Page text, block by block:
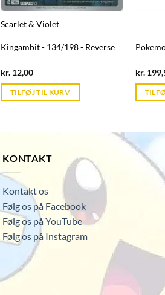
Scarlet & Violet
Kingambit - 134/198 - Reverse
kr. 12,00Current
is:
kr. 39,95.
TILFØJ TIL KURV
kr.
KONTAKT
Kontakt os
Følg os på Facebook
Følg os på YouTube
Følg os på Instagram